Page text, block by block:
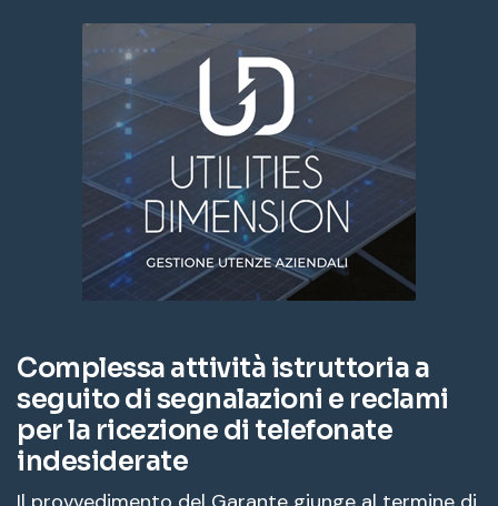
Complessa attività istruttoria a
seguito di segnalazioni e reclami
per la ricezione di telefonate
indesiderate